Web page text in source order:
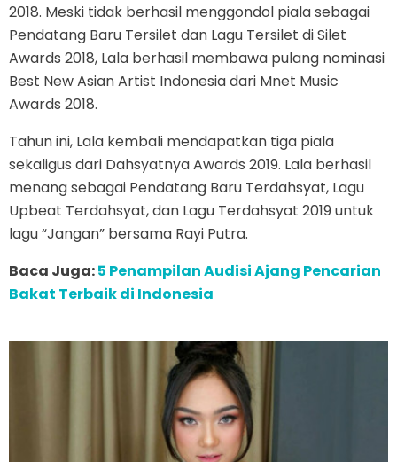
2018. Meski tidak berhasil menggondol piala sebagai
Pendatang Baru Tersilet dan Lagu Tersilet di Silet
Awards 2018, Lala berhasil membawa pulang nominasi
Best New Asian Artist Indonesia dari Mnet Music
Awards 2018.
Tahun ini, Lala kembali mendapatkan tiga piala
sekaligus dari Dahsyatnya Awards 2019. Lala berhasil
menang sebagai Pendatang Baru Terdahsyat, Lagu
Upbeat Terdahsyat, dan Lagu Terdahsyat 2019 untuk
lagu “Jangan” bersama Rayi Putra.
Baca Juga:5 Penampilan Audisi Ajang Pencarian
Bakat Terbaik di Indonesia